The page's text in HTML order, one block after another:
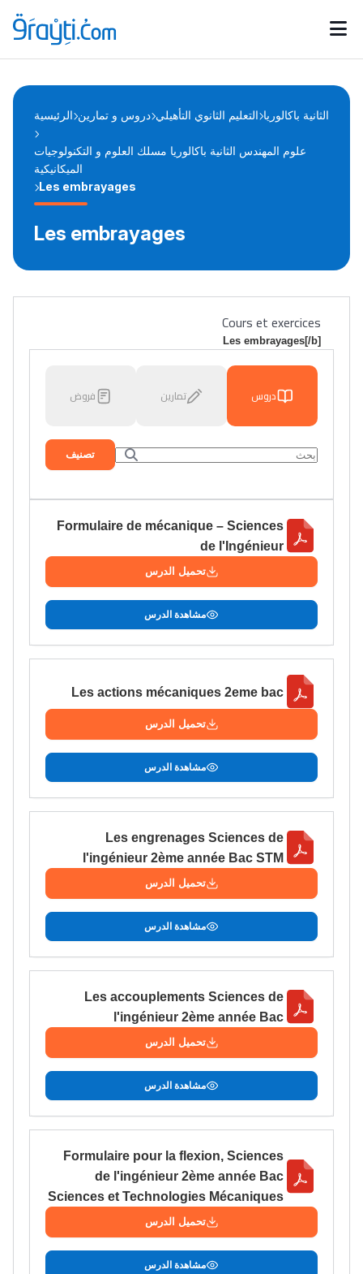
Catégories
d'actualités
Annonces bourses
الرئيسية دروس و تمارين التعليم الثانوي التأهيلي الثانية باكالوريا
علوم المهندس الثانية باكالوريا مسلك العلوم و التكنولوجيات
الميكانيكية
Les embrayages
Les embrayages
Cours et exercices
Les embrayages[/b]
دروس تمارين فروض
تصنيف
Formulaire de mécanique – Sciences
de l'Ingénieur
تحميل الدرس
مشاهدة الدرس
Les actions mécaniques 2eme bac
تحميل الدرس
مشاهدة الدرس
Les engrenages Sciences de
l'ingénieur 2ème année Bac STM
تحميل الدرس
مشاهدة الدرس
Les accouplements Sciences de
l'ingénieur 2ème année Bac
تحميل الدرس
مشاهدة الدرس
Formulaire pour la flexion, Sciences
de l'ingénieur 2ème année Bac
Sciences et Technologies Mécaniques
تحميل الدرس
مشاهدة الدرس